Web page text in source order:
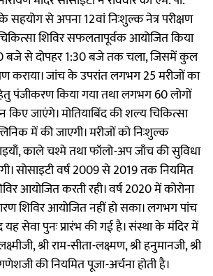
से अपना 12वां निःशुल्क नेत्र परीक्षण
शिविर सफलतापूर्वक आयोजित किया
बजे से दोपहर 1:30 बजे तक चला, जिसमें कुल
कराया। जांच के उपरांत लगभग 25 मरीजों का
पंजीकरण किया गया तथा लगभग 60 लोगों
किए जाएंगे। मोतियाबिंद की शल्य चिकित्सा
में की जाएगी। मरीजों को निःशुल्क
काले चश्मे तथा फॉलो-अप जाँच की सुविधा
सोसाइटी वर्ष 2009 से 2019 तक नियमित
आयोजित करती रही। वर्ष 2020 में कोरोना
शिविर आयोजित नहीं हो सका। लगभग पांच
सेवा पुनः प्रारंभ की गई है। संस्था के मंदिर में
श्री राम-सीता-लक्ष्मण, श्री हनुमानजी, श्री
की नियमित पूजा-अर्चना होती है।